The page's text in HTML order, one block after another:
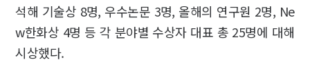
석해 기술상 8명, 우수논문 3명, 올해의 연구원 2명, Ne
w한화상 4명 등 각 분야별 수상자 대표 총 25명에 대해
시상했다.